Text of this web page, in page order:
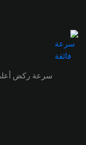
سرعة ركض أعلى